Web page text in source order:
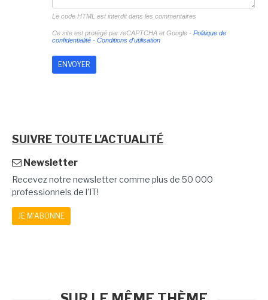
Le code HTML est interdit dans les commentaires
Ce site est protégé par reCAPTCHA et Google - Politique de
confidentialité- Conditions d'utilisation
SUIVRE TOUTE L'ACTUALITÉ
Newsletter
Recevez notre newsletter comme plus de 50 000
professionnels de l'IT!
JE M'ABONNE